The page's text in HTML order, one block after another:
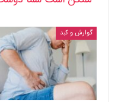
گوارش و کبد